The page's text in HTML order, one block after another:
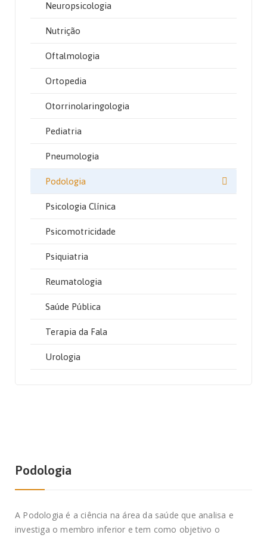
Neuropsicologia
Nutrição
Oftalmologia
Ortopedia
Otorrinolaringologia
Pediatria
Pneumologia
Podologia
Psicologia Clínica
Psicomotricidade
Psiquiatria
Reumatologia
Saúde Pública
Terapia da Fala
Urologia
Podologia
A Podologia é a ciência na área da saúde que analisa e
investiga o membro inferior e tem como objetivo o